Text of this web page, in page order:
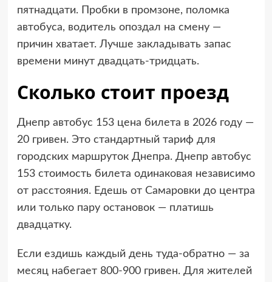
пятнадцати. Пробки в промзоне, поломка
автобуса, водитель опоздал на смену —
причин хватает. Лучше закладывать запас
времени минут двадцать-тридцать.
Сколько стоит проезд
Днепр автобус 153 цена билета в 2026 году —
20 гривен. Это стандартный тариф для
городских маршруток Днепра. Днепр автобус
153 стоимость билета одинаковая независимо
от расстояния. Едешь от Самаровки до центра
или только пару остановок — платишь
двадцатку.
Если ездишь каждый день туда-обратно — за
месяц набегает 800-900 гривен. Для жителей